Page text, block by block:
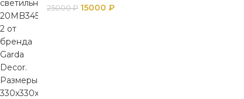
25000₽ 15000 ₽